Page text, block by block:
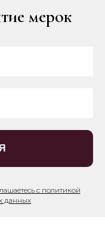
мерок
с политикой
данных